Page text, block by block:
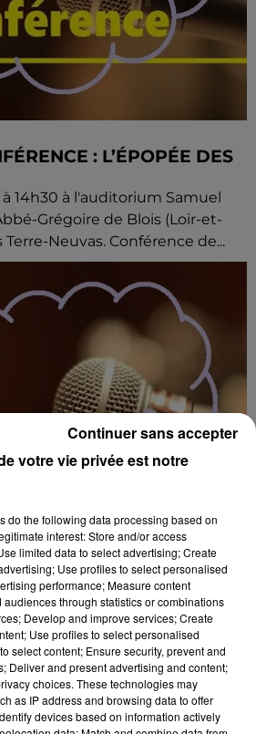
: L’ÉPOPÉE DES
à 14h30 à l'auditorium Samuel
Grégoire de Blois (Loir-et-
Terre-Neuvas. Conférence de...
: « SOYEZ
14h30 à l'auditorium Samuel
Grégoire de Blois (Loir-et-
! » Les malédictions
votre vie privée est notre
do the following data processing based on
interest: Store and/or access
limited data to select advertising; Create
Use profiles to select personalised
performance; Measure content
through statistics or combinations
Develop and improve services; Create
Use profiles to select personalised
select content; Ensure security, prevent and
Deliver and present advertising and content;
choices. These technologies may
as IP address and browsing data to offer
devices based on information actively
Continuer sans accepter